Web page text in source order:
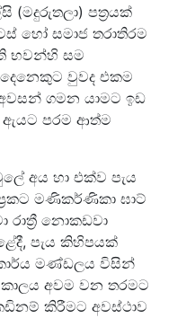
පත්‍රයක්
හෝ සමාජ තරාතිරම
භවන්හි සම
වුවද එකම
ගමන යාමට ඉඩ
පරම ආත්ම
අය හා එක්ව පැය
මණිකර්ණිකා ඝාට්
රාත්‍රී නොකඩවා
පැය කිහිපයක්
මණ්ඩලය විසින්
අවම වන තරමට
කිරීමට අවස්ථාව